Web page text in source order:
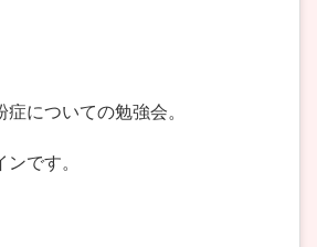
についての勉強会。
です。